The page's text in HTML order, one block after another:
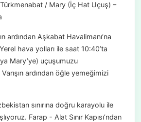
/ Mary (İç Hat Uçuş) –
ardından Aşkabat Havalimanı’na
hava yolları ile saat 10:40’ta
Mary’ye) uçuşumuzu
ardından öğle yemeğimizi
sınırına doğru karayolu ile
Farap - Alat Sınır Kapısı’ndan